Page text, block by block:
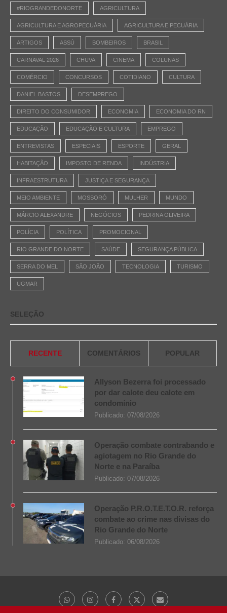
#RIOGRANDEDONORTE AGRICULTURA
AGRICULTURA E AGROPECUÁRIA AGRICULTURA E PECUÁRIA
ARTIGOS ASSÚ BOMBEIROS BRASIL
CARNAVAL 2026 CHUVA CINEMA COLUNAS
COMÉRCIO CONCURSOS COTIDIANO CULTURA
DANIEL BASTOS DESEMPREGO
DIREITO DO CONSUMIDOR ECONOMIA ECONOMIA DO RN
EDUCAÇÃO EDUCAÇÃO E CULTURA EMPREGO
ENTREVISTAS ESPECIAIS ESPORTE GERAL
HABITAÇÃO IMPOSTO DE RENDA INDÚSTRIA
INFRAESTRUTURA JUSTIÇA E SEGURANÇA
MEIO AMBIENTE MOSSORÓ MULHER MUNDO
MÁRCIO ALEXANDRE NEGÓCIOS PEDRINA OLIVEIRA
POLÍCIA POLÍTICA PROMOCIONAL
RIO GRANDE DO NORTE SAÚDE SEGURANÇA PÚBLICA
SERRA DO MEL SÃO JOÃO TECNOLOGIA TURISMO
UGMAR
SELEÇÃO
RECENTE COMENTÁRIOS POPULAR
Allyson Bezerra foi processado
por dar calote deu calote em
condomínio
Publicado: 07/08/2026
Operação combate contrabando e
agiotagem no Rio Grande do
Norte e na Paraíba
Publicado: 07/08/2026
Operação P.R.O.T.E.T.O.R. reforça
combate ao crime nas divisas do
Rio Grande do Norte
Publicado: 06/08/2026